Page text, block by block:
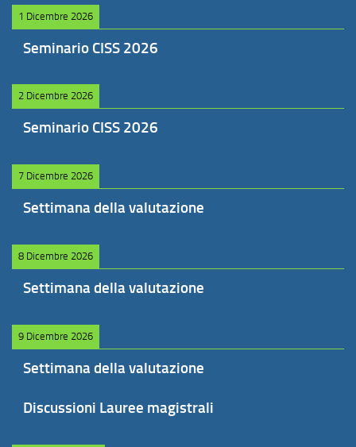
1 Dicembre 2026
Seminario CISS 2026
2 Dicembre 2026
Seminario CISS 2026
7 Dicembre 2026
Settimana della valutazione
8 Dicembre 2026
Settimana della valutazione
9 Dicembre 2026
Settimana della valutazione
Discussioni Lauree magistrali